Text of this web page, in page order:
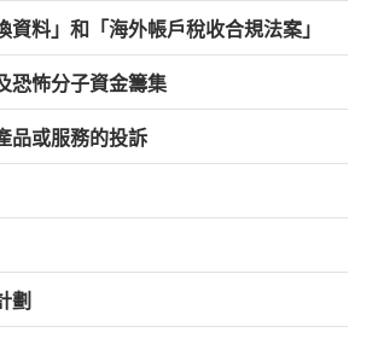
資料」和「海外帳戶稅收合規法案」
恐怖分子資金籌集
品或服務的投訴
劃